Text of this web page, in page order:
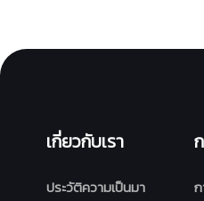
เกี่ยวกับเรา
ประวัติความเป็นมา